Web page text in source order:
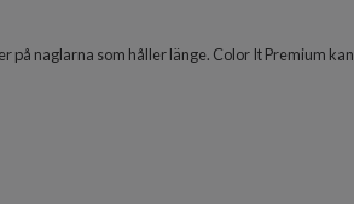
på naglarna som håller länge. Color It Premium kan